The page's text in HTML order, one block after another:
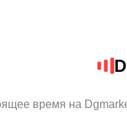
время на